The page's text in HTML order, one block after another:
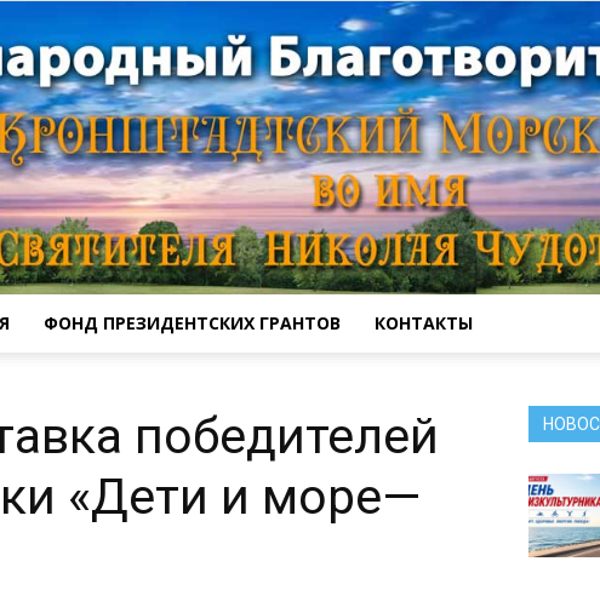
Морской
ФОНД ПРЕЗИДЕНТСКИХ ГРАНТОВ КОНТАКТЫ
победителей
«Дети и море—